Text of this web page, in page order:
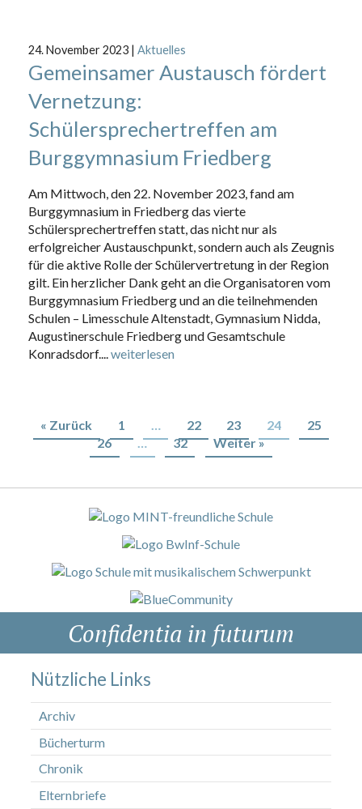
24. November 2023 |Aktuelles
Gemeinsamer Austausch fördert
Vernetzung:
Schülersprechertreffen am
Burggymnasium Friedberg
Am Mittwoch, den 22. November 2023, fand am
Burggymnasium in Friedberg das vierte
Schülersprechertreffen statt, das nicht nur als
erfolgreicher Austauschpunkt, sondern auch als Zeugnis
für die aktive Rolle der Schülervertretung in der Region
gilt. Ein herzlicher Dank geht an die Organisatoren vom
Burggymnasium Friedberg und an die teilnehmenden
Schulen – Limesschule Altenstadt, Gymnasium Nidda,
Augustinerschule Friedberg und Gesamtschule
Konradsdorf....weiterlesen
« Zurück 1 … 22 23 24
25
26
… 32 Weiter »
Confidentia in futurum
Nützliche Links
Archiv
Bücherturm
Chronik
Elternbriefe